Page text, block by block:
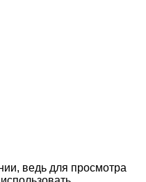
ведь для просмотра